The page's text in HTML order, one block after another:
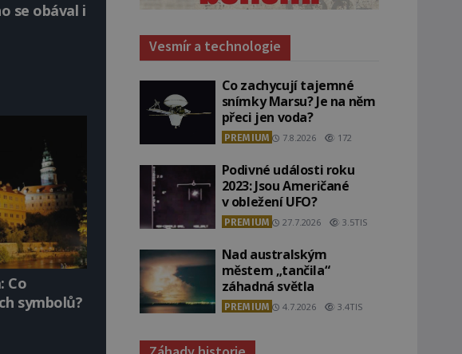
se obával i
Co
symbolů?
Vesmír a technologie
Co zachycují tajemné
snímky Marsu? Je na něm
přeci jen voda?
PREMIUM 7.8.2026 172
Podivné události roku
2023: Jsou Američané
v obležení UFO?
PREMIUM 27.7.2026 3.5TIS
Nad australským
městem „tančila“
záhadná světla
PREMIUM 4.7.2026 3.4TIS